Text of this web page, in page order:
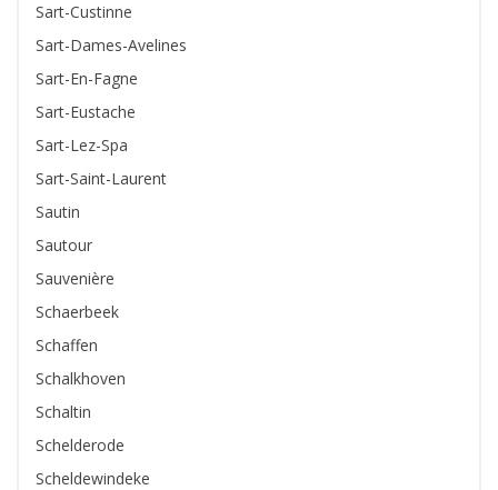
Sart-Custinne
Sart-Dames-Avelines
Sart-En-Fagne
Sart-Eustache
Sart-Lez-Spa
Sart-Saint-Laurent
Sautin
Sautour
Sauvenière
Schaerbeek
Schaffen
Schalkhoven
Schaltin
Schelderode
Scheldewindeke